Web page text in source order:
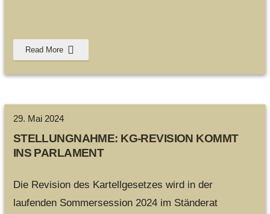
Read More
29. Mai 2024
STELLUNGNAHME: KG-REVISION KOMMT
INS PARLAMENT
Die Revision des Kartellgesetzes wird in der
laufenden Sommersession 2024 im Ständerat